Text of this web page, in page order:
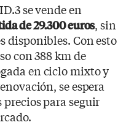
se vende en
de 29.300 euros, sin
disponibles. Con esto
con 388 km de
en ciclo mixto y
se espera
para seguir